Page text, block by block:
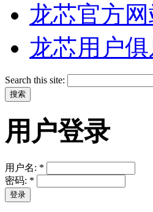
龙芯官方
龙芯用户
Search this site:
用户登录
用户名: *
密码: *